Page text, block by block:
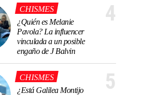
CHISMES
¿Quién es Melanie
Pavola? La influencer
vinculada a un posible
engaño de J Balvin
4
CHISMES
¿Está Galilea Montijo
5